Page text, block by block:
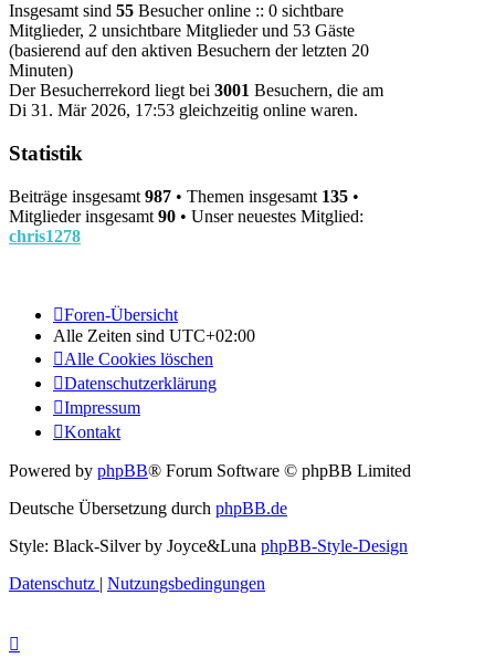
Insgesamt sind 55 Besucher online :: 0 sichtbare
Mitglieder, 2 unsichtbare Mitglieder und 53 Gäste
(basierend auf den aktiven Besuchern der letzten 20
Minuten)
Der Besucherrekord liegt bei 3001 Besuchern, die am
Di 31. Mär 2026, 17:53 gleichzeitig online waren.
Statistik
Beiträge insgesamt 987 • Themen insgesamt 135 •
Mitglieder insgesamt 90 • Unser neuestes Mitglied:
chris1278
Foren-Übersicht
Alle Zeiten sind UTC+02:00
Alle Cookies löschen
Datenschutzerklärung
Impressum
Kontakt
Powered by phpBB® Forum Software © phpBB Limited
Deutsche Übersetzung durch phpBB.de
Style: Black-Silver by Joyce&Luna phpBB-Style-Design
Datenschutz | Nutzungsbedingungen